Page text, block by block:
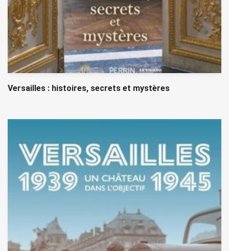
Versailles : histoires, secrets et mystères